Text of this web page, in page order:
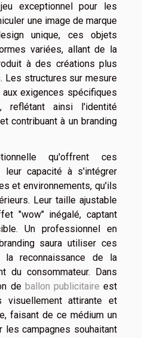
exceptionnel pour les
une image de marque
unique, ces objets
variées, allant de la
à des créations plus
Les structures sur mesure
exigences spécifiques
reflétant ainsi l'identité
contribuant à un branding
qu'offrent ces
leur capacité à s'intégrer
et environnements, qu'ils
Leur taille ajustable
"wow" inégalé, captant
Un professionnel en
saura utiliser ces
reconnaissance de la
du consommateur. Dans
de ballon publicitaire est
attirante et
faisant de ce médium un
les campagnes souhaitant